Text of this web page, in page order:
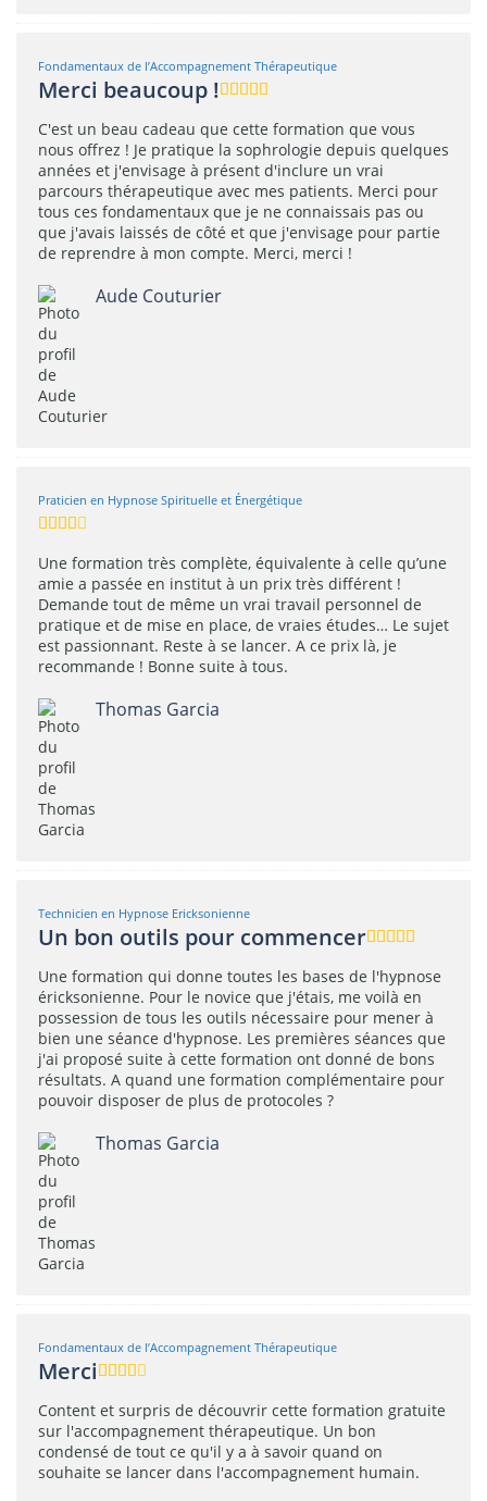
Fondamentaux de l’Accompagnement Thérapeutique
Merci beaucoup !
C'est un beau cadeau que cette formation que vous
nous offrez ! Je pratique la sophrologie depuis quelques
années et j'envisage à présent d'inclure un vrai
parcours thérapeutique avec mes patients. Merci pour
tous ces fondamentaux que je ne connaissais pas ou
que j'avais laissés de côté et que j'envisage pour partie
de reprendre à mon compte. Merci, merci !
Aude Couturier
Praticien en Hypnose Spirituelle et Énergétique
Une formation très complète, équivalente à celle qu’une
amie a passée en institut à un prix très différent !
Demande tout de même un vrai travail personnel de
pratique et de mise en place, de vraies études… Le sujet
est passionnant. Reste à se lancer. A ce prix là, je
recommande ! Bonne suite à tous.
Thomas Garcia
Technicien en Hypnose Ericksonienne
Un bon outils pour commencer
Une formation qui donne toutes les bases de l'hypnose
éricksonienne. Pour le novice que j'étais, me voilà en
possession de tous les outils nécessaire pour mener à
bien une séance d'hypnose. Les premières séances que
j'ai proposé suite à cette formation ont donné de bons
résultats. A quand une formation complémentaire pour
pouvoir disposer de plus de protocoles ?
Thomas Garcia
Fondamentaux de l’Accompagnement Thérapeutique
Merci
Content et surpris de découvrir cette formation gratuite
sur l'accompagnement thérapeutique. Un bon
condensé de tout ce qu'il y a à savoir quand on
souhaite se lancer dans l'accompagnement humain.